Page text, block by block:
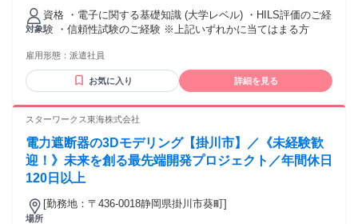
給) ※年齢・経験を考慮の上、当社規定により優遇いたしま
す。 ★賞与 年2回(4ヶ月分) ★昇給 年1回 【年収例】 850万円
／49歳・経験者・入社7年目（月給50万円+賞与＋諸手当）
650万円／36歳・経験者・入社8年目（月給35万円+賞与＋諸
与） 交通費：交通費支給 1か月3万円を上限
対象
資格 ・電子に関する基礎知識 (大学レベル) ・HILS評価のご経
験 ・信頼性試験のご経験 ※上記いずれかに当てはまる方
雇用形態： 派遣社員
お気に入り 詳細を見る
スターワークス東海株式会社
電力遮断器の3Dモデリング【掛川市】／《未経験歓
迎！》未来を創る最先端開発プロジェクト／年間休日
120日以上
場所
[勤務地：〒436-0018静岡県掛川市葵町]